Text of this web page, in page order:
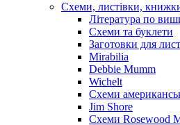
Схеми, листівки,
Література по
Схеми та буклети
Заготовки для
Mirabilia
Debbie Mumm
Wichelt
Схеми
Jim Shore
Cхеми Rosewood